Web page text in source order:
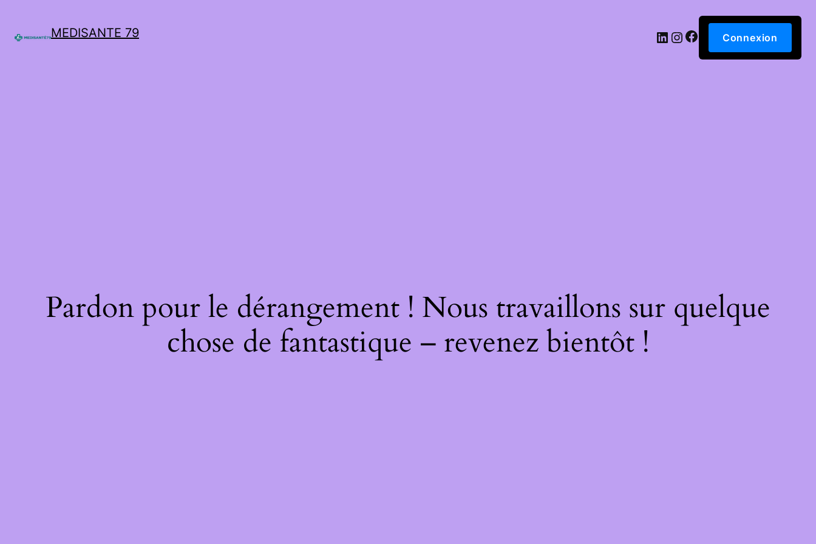
MEDISANTE 79 LinkedIn
Instagram
Facebook
Connexion
Pardon pour le dérangement ! Nous travaillons sur quelque
chose de fantastique – revenez bientôt !